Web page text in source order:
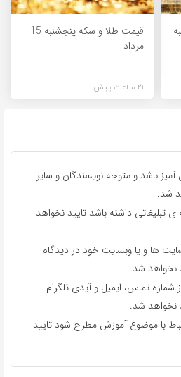
قیمت طلا و سکه پنجشنبه 15
مرداد
21 ساعت پیش
باشد و متوجه نویسندگان و سایر
شد.
تبلیغاتی داشته باشد تایید نخواهد
ها و یا وبسایت خود در دیدگاه
نخواهد شد.
شماره تماس، ایمیل و آیدی تلگرام
نخواهد شد.
با موضوع آموزش مطرح شود تایید